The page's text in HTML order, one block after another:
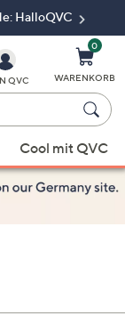
HalloQVC
QVC
0
WARENKORB
Cool mit QVC